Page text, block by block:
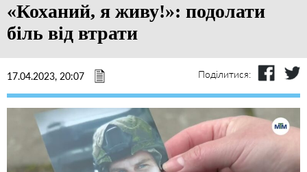
«Коханий, я живу!»: подолати
біль від втрати
17.04.2023, 20:07 Поділитися: